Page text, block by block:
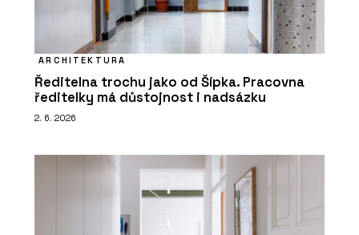
ARCHITEKTURA
Ředitelna trochu jako od Šípka. Pracovna
ředitelky má důstojnost i nadsázku
2. 6. 2026